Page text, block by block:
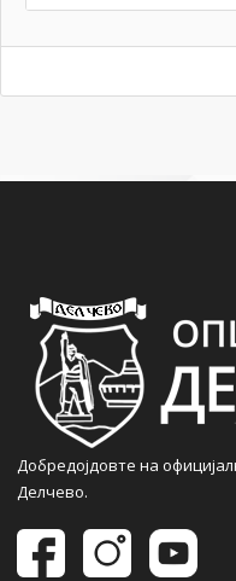
Добредојдовте на
Делчево.